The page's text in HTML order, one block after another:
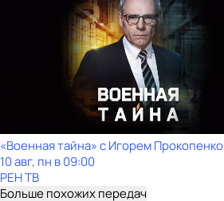
«Военная тайна» с Игорем Прокопенко
10 авг, пн в 09:00
РЕН ТВ
Больше похожих передач